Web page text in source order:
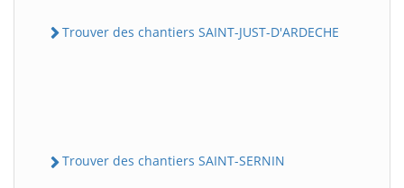
Trouver des chantiers SAINT-JUST-D'ARDECHE
Trouver des chantiers SAINT-SERNIN